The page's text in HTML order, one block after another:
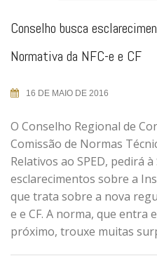
Conselho busca
Normativa da NFC-e e CF
16 DE MAIO DE 2016
O Conselho Regional de
Comissão de Normas
Relativos ao SPED, pedirá
esclarecimentos sobre a
que trata sobre a nova
e e CF. A norma, que entra
próximo, trouxe muitas